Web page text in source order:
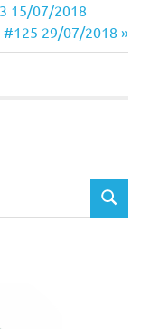
15/07/2018
#125 29/07/2018
BUSCAR